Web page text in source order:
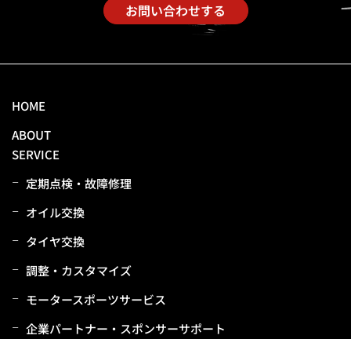
お問い合わせする
HOME
ABOUT
SERVICE
定期点検・故障修理
オイル交換
タイヤ交換
調整・カスタマイズ
モータースポーツサービス
企業パートナー・スポンサーサポート